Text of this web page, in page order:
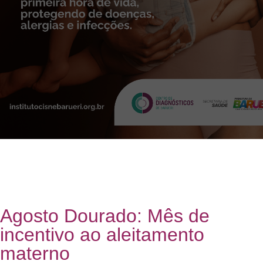
Agosto Dourado: Mês de
incentivo ao aleitamento
materno